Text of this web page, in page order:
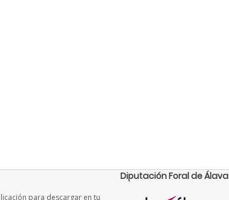
para descargar en tu
Diputación Foral de Álava